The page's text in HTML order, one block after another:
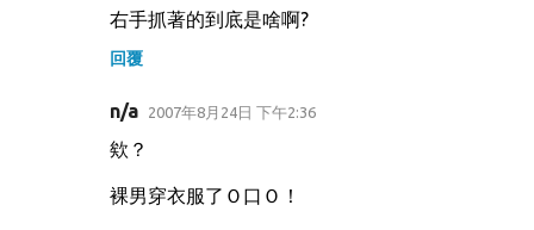
右手抓著的到底是啥啊?
回覆
n/a 2007年8月24日 下午2:36
欸？
裸男穿衣服了Ｏ口Ｏ！